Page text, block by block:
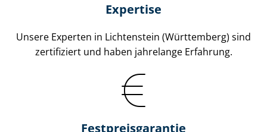
Expertise
Unsere Experten in Lichtenstein (Württemberg) sind
zertifiziert und haben jahrelange Erfahrung.
Fest­preis­ga­ran­tie